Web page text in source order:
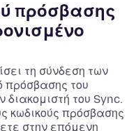
πρόσβασης
τη σύνδεση των
πρόσβασης του
του Sync.
κωδικούς πρόσβασης
στην επόμενη